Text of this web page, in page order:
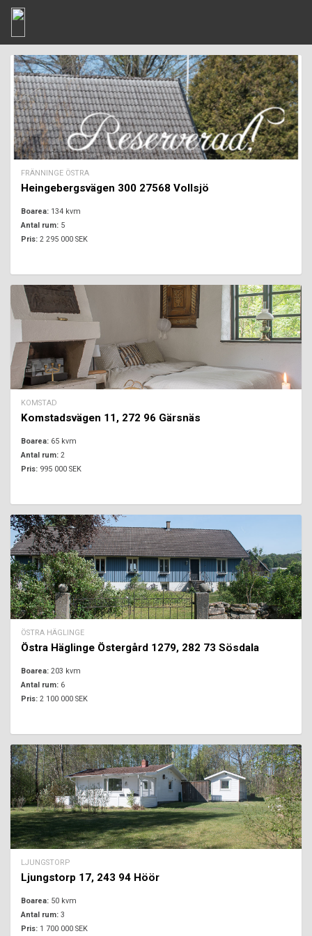
FRÄNNINGE ÖSTRA
Heingebergsvägen 300 27568 Vollsjö
Boarea: 134 kvm
Antal rum: 5
Pris: 2 295 000 SEK
KOMSTAD
Komstadsvägen 11, 272 96 Gärsnäs
Boarea: 65 kvm
Antal rum: 2
Pris: 995 000 SEK
ÖSTRA HÄGLINGE
Östra Häglinge Östergård 1279, 282 73 Sösdala
Boarea: 203 kvm
Antal rum: 6
Pris: 2 100 000 SEK
LJUNGSTORP
Ljungstorp 17, 243 94 Höör
Boarea: 50 kvm
Antal rum: 3
Pris: 1 700 000 SEK